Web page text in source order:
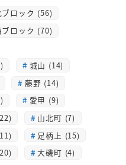
ブロック (56)
ブロック (70)
城山 (14)
藤野 (14)
愛甲 (9)
山北町 (7)
足柄上 (15)
大磯町 (4)